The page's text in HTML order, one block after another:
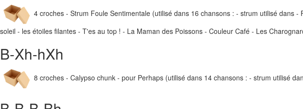
4 croches - Strum Foule Sentimentale (utilisé dans 16 chansons : - strum utilisé dans
soleil - les étoiles filantes - T'es au top ! - La Maman des Poissons - Couleur Café - Les
B-Xh-hXh
8 croches - Calypso chunk - pour Perhaps (utilisé dans 14 chansons : - strum utilisé